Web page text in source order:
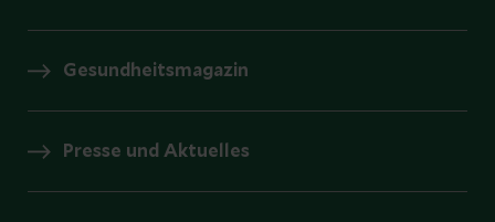
Gesundheitsmagazin
Presse und Aktuelles